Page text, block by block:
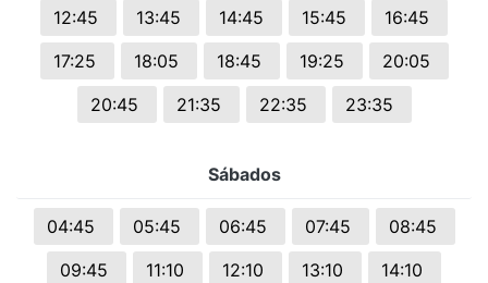
12:45
13:45 14:45 15:45
16:45
17:25
18:05 18:45 19:25
20:05
20:45
21:35 22:35 23:35
Sábados
04:45 05:45 06:45 07:45
08:45
09:45
11:10 12:10 13:10
14:10